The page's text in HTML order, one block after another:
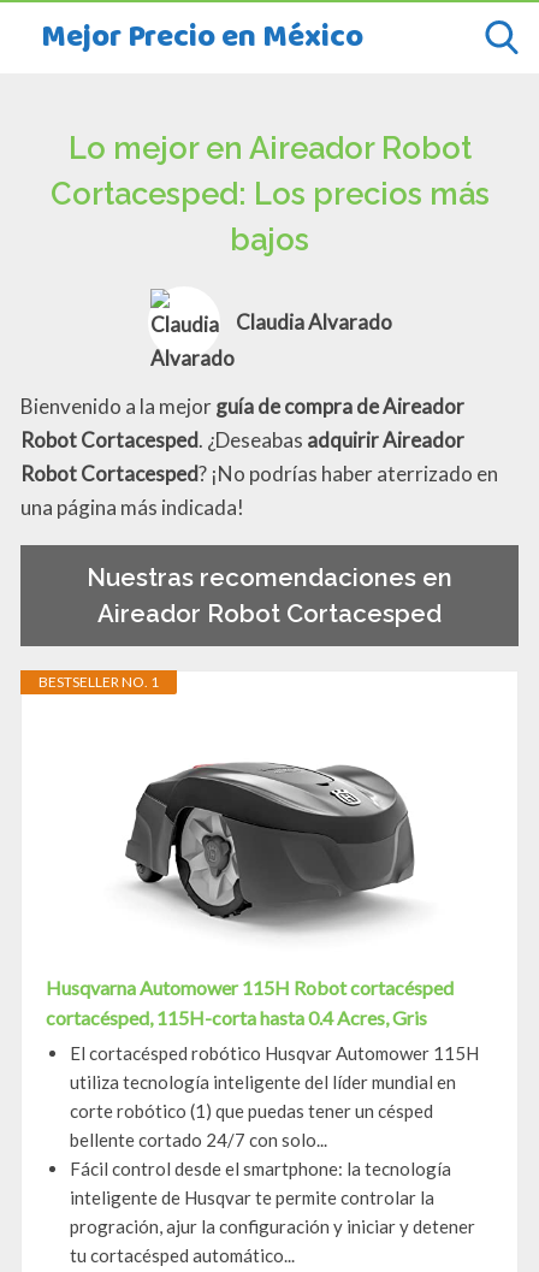
Mejor Precio en México
Lo mejor en Aireador Robot
Cortacesped: Los precios más
bajos
Claudia Alvarado
Bienvenido a la mejorguía de compra de Aireador
Robot Cortacesped. ¿Deseabas adquirir Aireador
Robot Cortacesped? ¡No podrías haber aterrizado en
una página más indicada!
Nuestras recomendaciones en
Aireador Robot Cortacesped
BESTSELLER NO. 1
Husqvarna Automower 115H Robot cortacésped
cortacésped, 115H-corta hasta 0.4 Acres, Gris
El cortacésped robótico Husqvar Automower 115H
utiliza tecnología inteligente del líder mundial en
corte robótico (1) que puedas tener un césped
bellente cortado 24/7 con solo...
Fácil control desde el smartphone: la tecnología
inteligente de Husqvar te permite controlar la
progración, ajur la configuración y iniciar y detener
tu cortacésped automático...